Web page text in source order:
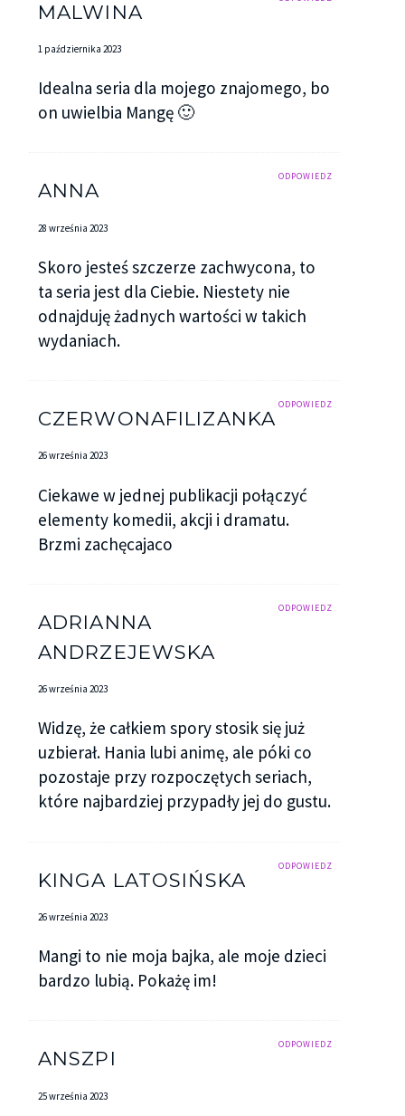
MALWINA
1 października 2023
Idealna seria dla mojego znajomego, bo
on uwielbia Mangę 🙂
ODPOWIEDZ
ANNA
28 września 2023
Skoro jesteś szczerze zachwycona, to
ta seria jest dla Ciebie. Niestety nie
odnajduję żadnych wartości w takich
wydaniach.
ODPOWIEDZ
CZERWONAFILIZANKA
26 września 2023
Ciekawe w jednej publikacji połączyć
elementy komedii, akcji i dramatu.
Brzmi zachęcajaco
ODPOWIEDZ
ADRIANNA
ANDRZEJEWSKA
26 września 2023
Widzę, że całkiem spory stosik się już
uzbierał. Hania lubi animę, ale póki co
pozostaje przy rozpoczętych seriach,
które najbardziej przypadły jej do gustu.
ODPOWIEDZ
KINGA LATOSIŃSKA
26 września 2023
Mangi to nie moja bajka, ale moje dzieci
bardzo lubią. Pokażę im!
ODPOWIEDZ
ANSZPI
25 września 2023